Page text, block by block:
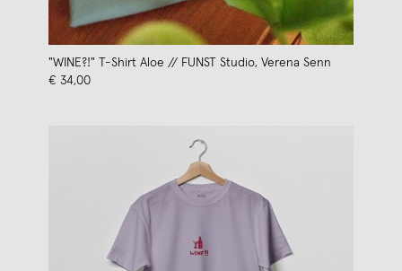
"WINE?!" T-Shirt Aloe // FUNST Studio, Verena Senn
€ 34,00